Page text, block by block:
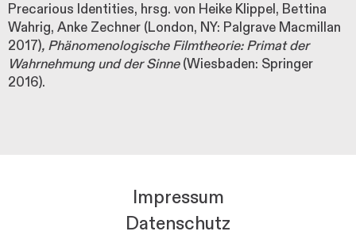
Precarious Identities, hrsg. von Heike Klippel, Bettina
Wahrig, Anke Zechner (London, NY: Palgrave Macmillan
2017), Phänomenologische Filmtheorie: Primat der
Wahrnehmung und der Sinne(Wiesbaden: Springer
2016).
Impressum
Datenschutz